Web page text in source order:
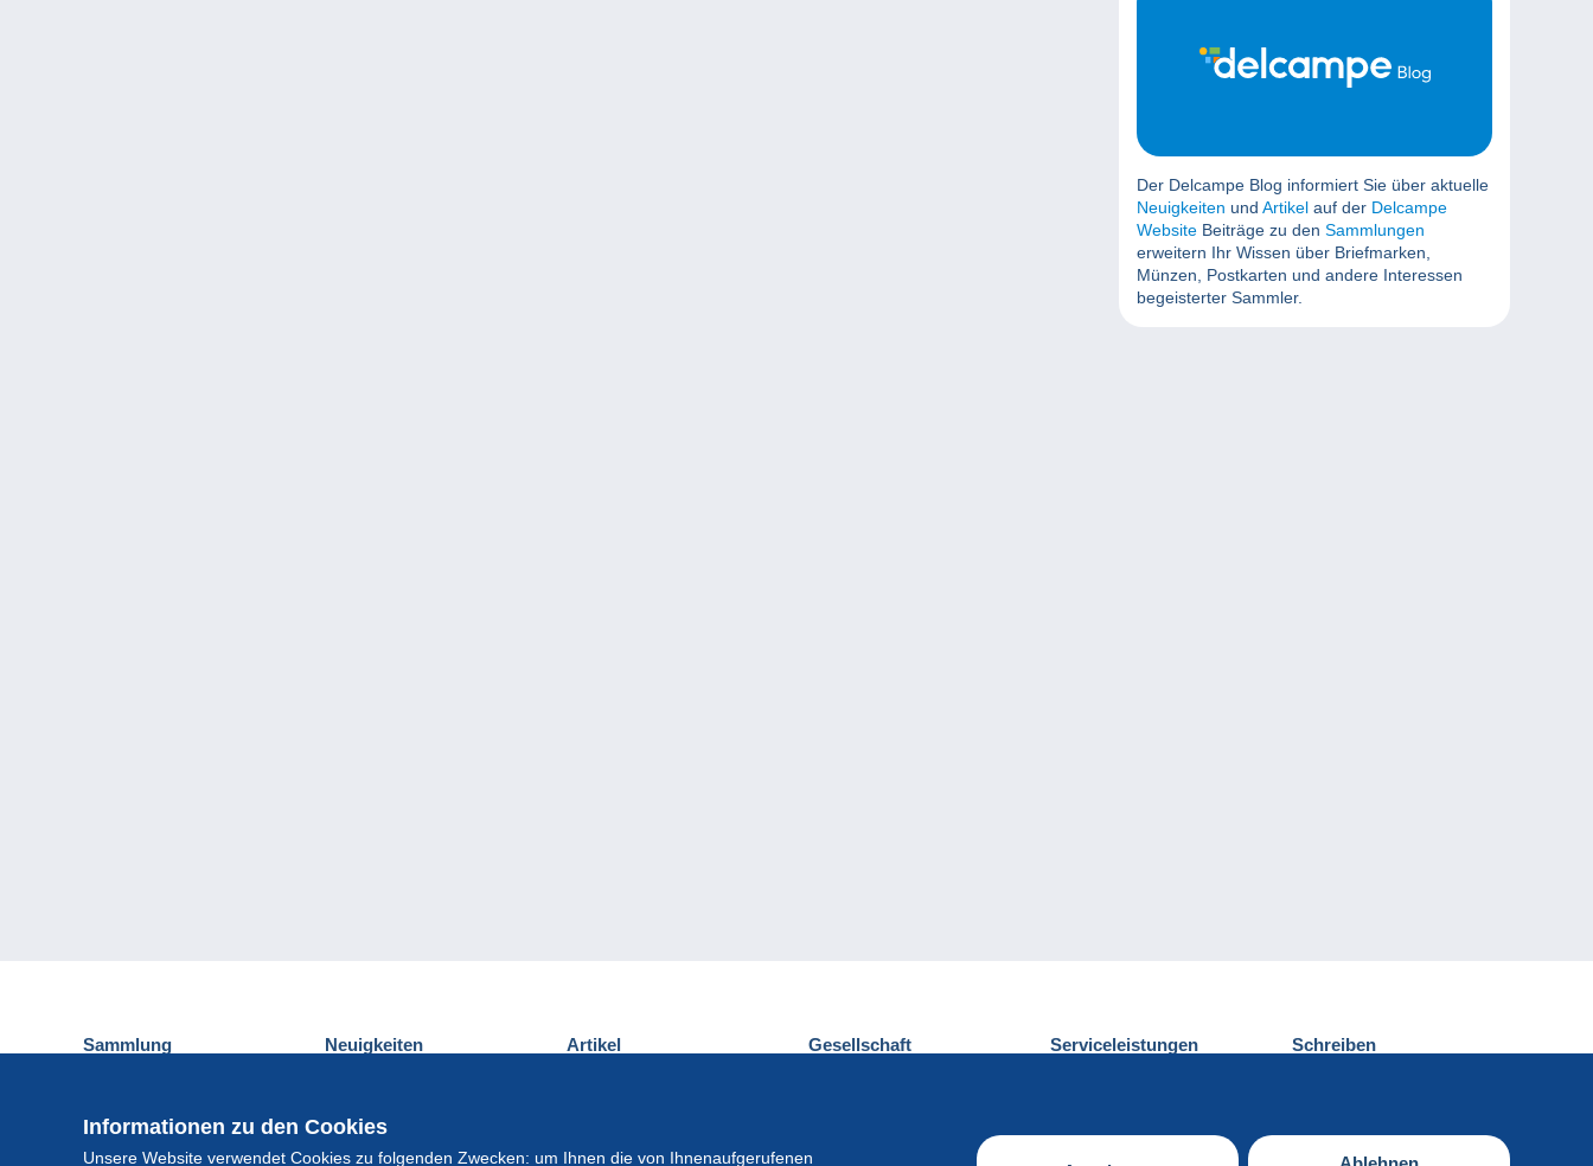
Der Delcampe Blog informiert Sie über aktuelle
Neuigkeiten und Artikel auf der Delcampe
Website Beiträge zu den Sammlungen
erweitern Ihr Wissen über Briefmarken,
Münzen, Postkarten und andere Interessen
begeisterter Sammler.
Informationen zu den Cookies
Unsere Website verwendet Cookies zu folgenden Zwecken: um Ihnen die von Ihnenaufgerufenen
Sammlung
Münzen und Banknoten
Neuigkeiten Artikel Gesellschaft Serviceleistungen Schreiben